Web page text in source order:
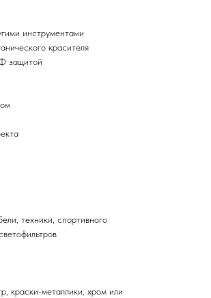
инструментами
красителя
защитой
техники, спортивного
краски-металлики, хром или